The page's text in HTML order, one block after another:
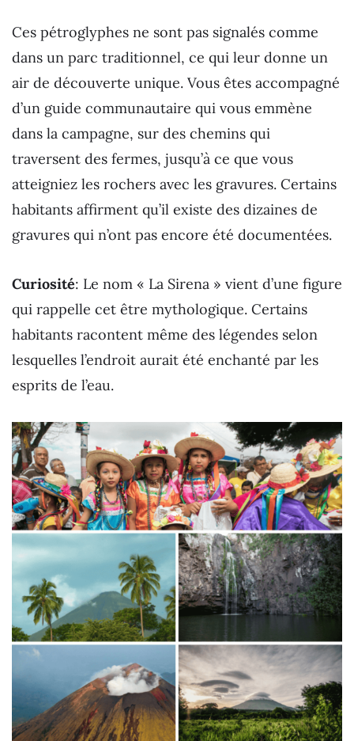
Ces pétroglyphes ne sont pas signalés comme
dans un parc traditionnel, ce qui leur donne un
air de découverte unique. Vous êtes accompagné
d’un guide communautaire qui vous emmène
dans la campagne, sur des chemins qui
traversent des fermes, jusqu’à ce que vous
atteigniez les rochers avec les gravures. Certains
habitants affirment qu’il existe des dizaines de
gravures qui n’ont pas encore été documentées.
Curiosité: Le nom « La Sirena » vient d’une figure
qui rappelle cet être mythologique. Certains
habitants racontent même des légendes selon
lesquelles l’endroit aurait été enchanté par les
esprits de l’eau.